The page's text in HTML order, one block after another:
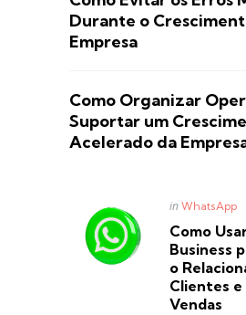
Durante o
Empresa
Como Organizar
Suportar um
Acelerado da
Posted
in WhatsApp
Como
Business
o
Clientes
Vendas